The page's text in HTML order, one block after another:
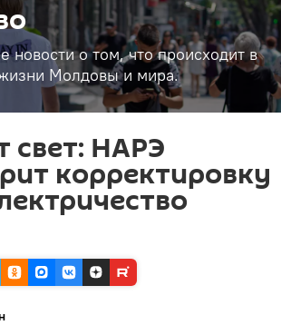
новости о том, что происходит в
Молдовы и мира.
свет: НАРЭ
корректировку